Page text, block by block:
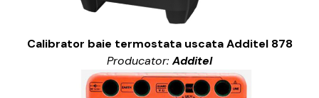
Calibrator baie termostata uscata Additel 878
Producator:Additel